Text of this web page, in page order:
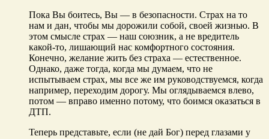
Пока Вы боитесь, Вы — в безопасности. Страх на то
нам и дан, чтобы мы дорожили собой, своей жизнью. В
этом смысле страх — наш союзник, а не вредитель
какой-то, лишающий нас комфортного состояния.
Конечно, желание жить без страха — естественное.
Однако, даже тогда, когда мы думаем, что не
испытываем страх, мы все же им руководствуемся, когда
например, переходим дорогу. Мы оглядываемся влево,
потом — вправо именно потому, что боимся оказаться в
ДТП.
Теперь представьте, если (не дай Бог) перед глазами у